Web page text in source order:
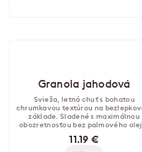
Granola jahodová
Svieža, letná chuť s bohatou
chrumkavou textúrou na
základe. Sladené s maximálnou
obozretnosťou bez palmového
11.19 €